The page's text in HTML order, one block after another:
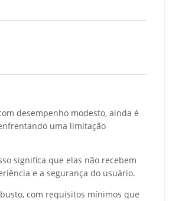
desempenho modesto, ainda é
uma limitação
significa que elas não recebem
e a segurança do usuário.
com requisitos mínimos que